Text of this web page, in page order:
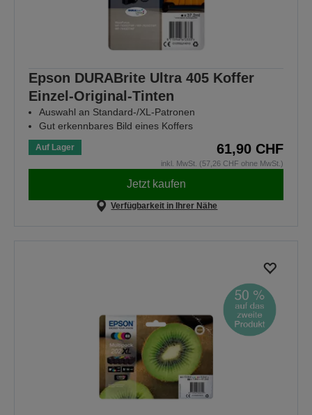
Epson DURABrite Ultra 405 Koffer
Einzel-Original-Tinten
Auswahl an Standard-/XL-Patronen
Gut erkennbares Bild eines Koffers
Auf Lager 61,90 CHF
inkl. MwSt. (57,26 CHF ohne MwSt.)
Jetzt kaufen
Verfügbarkeit in Ihrer Nähe